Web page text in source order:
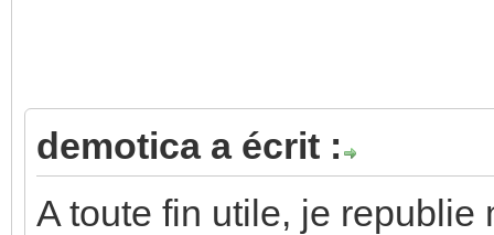
demotica a écrit :
A toute fin utile, je republie